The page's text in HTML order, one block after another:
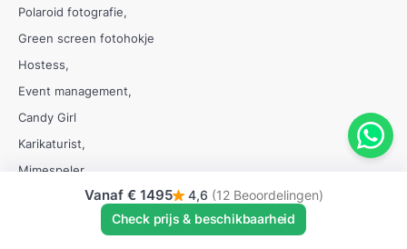
Vanaf € 1495 4,6 (12 Beoordelingen)
Check prijs & beschikbaarheid
Polaroid fotografie
Green screen fotohokje
Hostess
Event management
Candy Girl
Karikaturist
Mimespeler
Buikdanseressen